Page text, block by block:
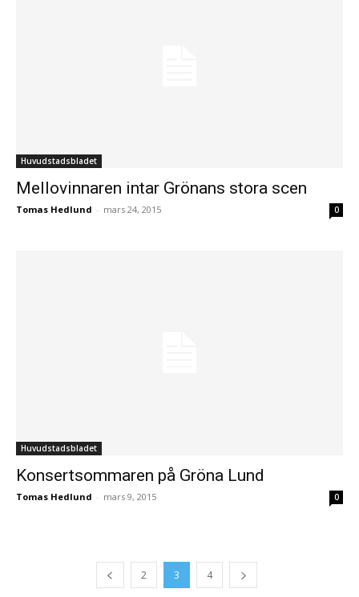
Huvudstadsbladet
Mellovinnaren intar Grönans stora scen
Tomas Hedlund - mars 24, 2015 0
Huvudstadsbladet
Konsertsommaren på Gröna Lund
Tomas Hedlund - mars 9, 2015 0
2 3 4